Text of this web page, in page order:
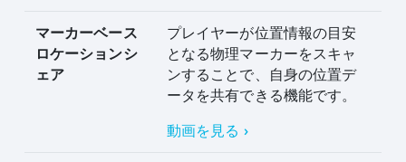
マーカーベース
ロケーションシ
ェア
プレイヤーが位置情報の目安
となる物理マーカーをスキャ
ンすることで、自身の位置デ
ータを共有できる機能です。
動画を見る ›